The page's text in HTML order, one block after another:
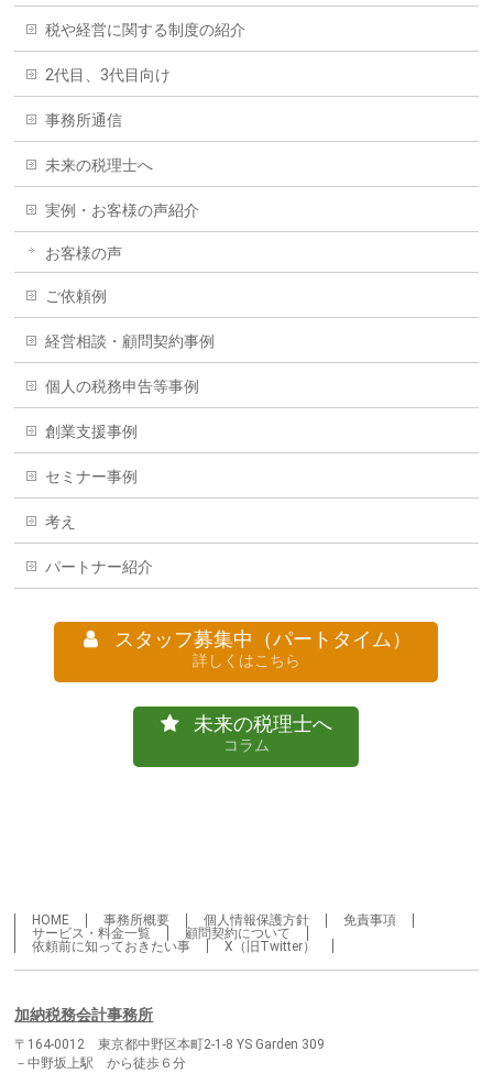
税や経営に関する制度の紹介
2代目、3代目向け
事務所通信
未来の税理士へ
実例・お客様の声紹介
お客様の声
ご依頼例
経営相談・顧問契約事例
個人の税務申告等事例
創業支援事例
セミナー事例
考え
パートナー紹介
スタッフ募集中（パートタイム）
詳しくはこちら
未来の税理士へ
コラム
HOME 事務所概要 個人情報保護方針
免責事項
サービス・料金一覧
顧問契約について
依頼前に知っておきたい事
X（旧Twitter）
加納税務会計事務所
〒164-0012 東京都中野区本町2-1-8 YS Garden 309
－中野坂上駅 から徒歩６分